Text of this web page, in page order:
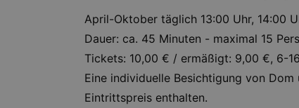
April-Oktober täglich 13:00 Uhr, 14:00
Dauer: ca. 45 Minuten - maximal 15
Tickets: 10,00 € / ermäßigt: 9,00 €, 6-
Eine individuelle Besichtigung von
Eintrittspreis enthalten.